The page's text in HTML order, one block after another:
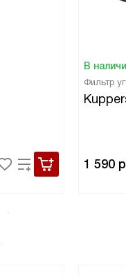
В
Фильтр
1 590